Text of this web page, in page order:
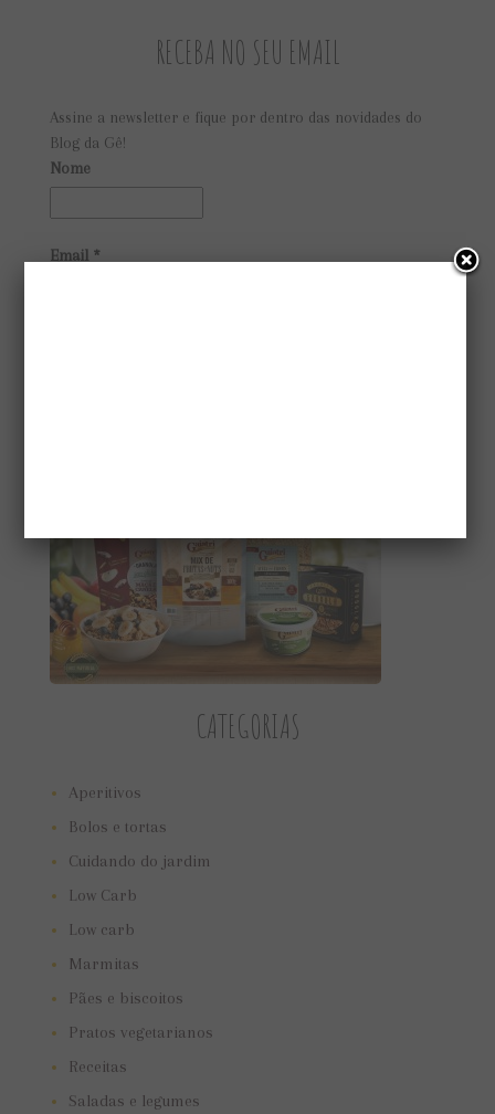
RECEBA NO SEU EMAIL
Assine a newsletter e fique por dentro das novidades do
Blog da Gê!
Nome
Email *
CATEGORIAS
Aperitivos
Bolos e tortas
Cuidando do jardim
Low Carb
Low carb
Marmitas
Pães e biscoitos
Pratos vegetarianos
Receitas
Saladas e legumes